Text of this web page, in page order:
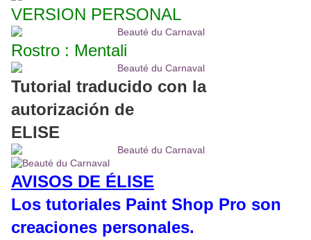
VERSION PERSONAL
Rostro : Mentali
Tutorial traducido con la
autorización de
ELISE
AVISOS DE ÉLISE
Los tutoriales Paint Shop Pro son
creaciones personales.